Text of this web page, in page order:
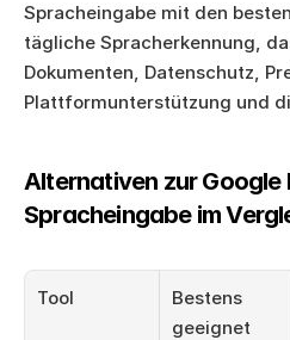
Spracheingabe mit den
tägliche Spracherkennung,
Dokumenten, Datenschutz,
Plattformunterstützung und
Alternativen zur Google
Spracheingabe im
Tool
Bestens
geeignet